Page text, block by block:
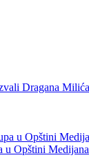
u Opštini Medijana